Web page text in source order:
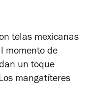
telas mexicanas
momento de
un toque
mangatíteres